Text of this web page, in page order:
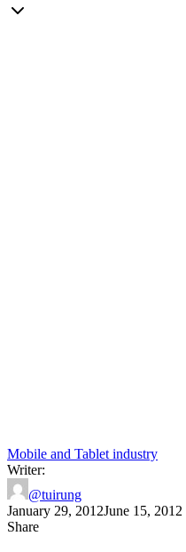
Mobile and Tablet industry
Writer:
@tuirung
January 29, 2012June 15, 2012
Share